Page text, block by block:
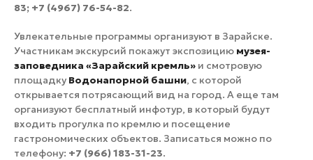
83; +7 (4967) 76-54-82.
Увлекательные программы организуют в Зарайске.
Участникам экскурсий покажут экспозицию музея-
заповедника «Зарайский кремль» и смотровую
площадку Водонапорной башни, с которой
открывается потрясающий вид на город. А еще там
организуют бесплатный инфотур, в который будут
входить прогулка по кремлю и посещение
гастрономических объектов. Записаться можно по
телефону: +7 (966) 183-31-23.